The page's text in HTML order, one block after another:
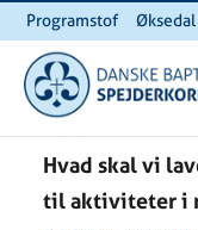
Programstof Øksedal
INTERNnet
Du er her:
Hvad skal vi
til aktiviteter i